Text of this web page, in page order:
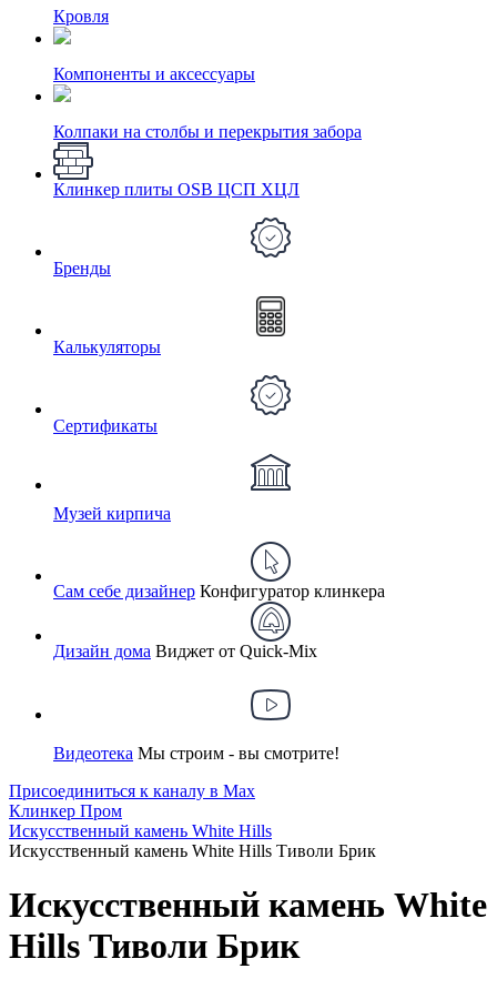
Кровля
Компоненты и аксессуары
Колпаки на столбы и перекрытия забора
Клинкер плиты OSB ЦСП ХЦЛ
Бренды
Калькуляторы
Сертификаты
Музей кирпича
Сам себе дизайнер Конфигуратор клинкера
Дизайн дома Виджет от Quick-Mix
Видеотека Мы строим - вы смотрите!
Присоединиться к каналу в Max
Клинкер Пром
Искусственный камень White Hills
Искусственный камень White Hills Тиволи Брик
Искусственный камень White
Hills Тиволи Брик